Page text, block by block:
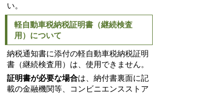
い。
軽自動車税納税証明書（継続検査
用）について
納税通知書に添付の軽自動車税納税証明
書（継続検査用）は、使用できません。
証明書が必要な場合は、納付書裏面に記
載の金融機関等、コンビニエンスストア